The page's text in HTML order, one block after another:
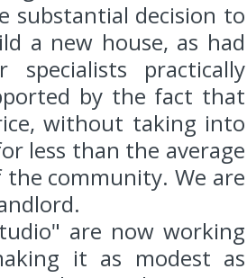
substantial decision to
a new house, as had
practically
by the fact that
without taking into
less than the average
community. We are
are now working
it as modest as